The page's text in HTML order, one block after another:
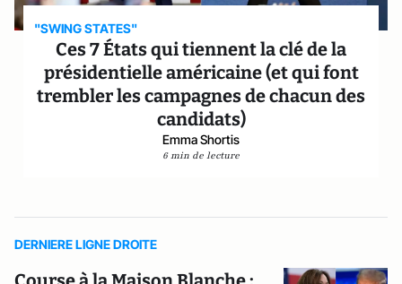
"SWING STATES"
Ces 7 États qui tiennent la clé de la
présidentielle américaine (et qui font
trembler les campagnes de chacun des
candidats)
Emma Shortis
6 min de lecture
DERNIERE LIGNE DROITE